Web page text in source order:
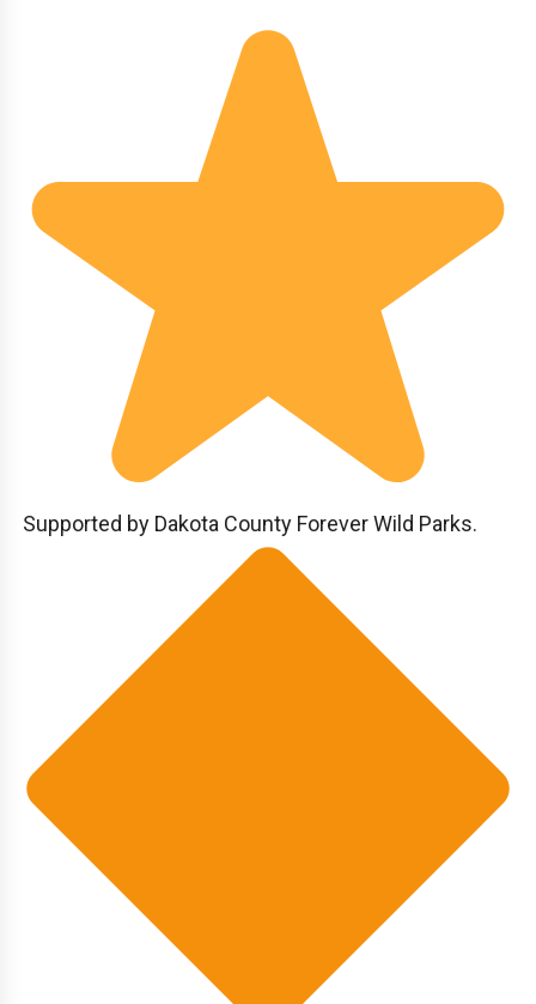
Supported by Dakota County Forever Wild Parks.